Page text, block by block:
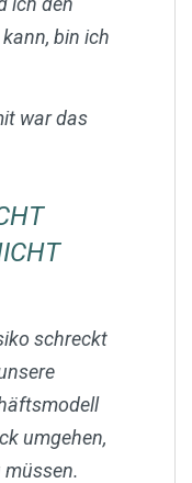
bin ich
war das
schreckt
umgehen,